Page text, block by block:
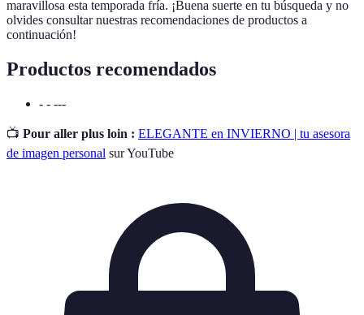
maravillosa esta temporada fría. ¡Buena suerte en tu búsqueda y no
olvides consultar nuestras recomendaciones de productos a
continuación!
Productos recomendados
- - ---
📺 Pour aller plus loin : ELEGANTE en INVIERNO | tu asesora
de imagen personal sur YouTube